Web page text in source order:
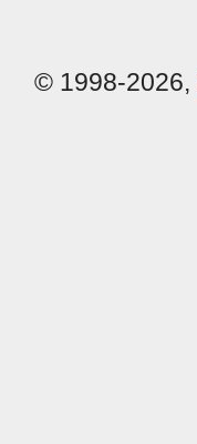
© 1998-2026,